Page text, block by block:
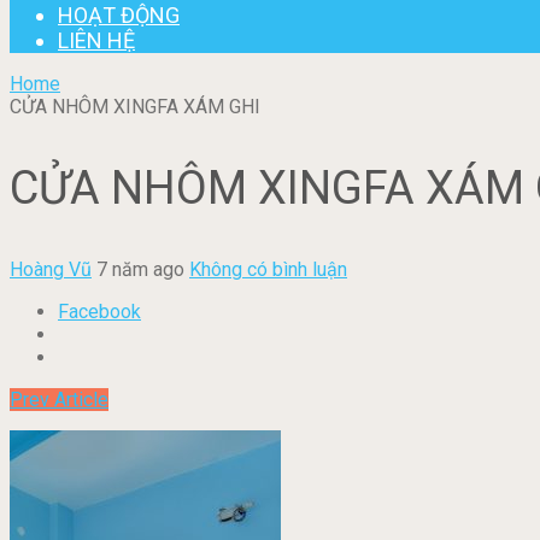
HOẠT ĐỘNG
LIÊN HỆ
Home
CỬA NHÔM XINGFA XÁM GHI
CỬA NHÔM XINGFA XÁM
Hoàng Vũ 7 năm ago Không có bình luận
Facebook
Prev Article